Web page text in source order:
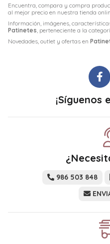
Encuentra, compara y compra
al mejor precio en nuestra tienda
Información, imágenes,
Patinetes , perteneciente a la
Novedades, outlet y ofertas en
¡Síguenos
986 503 848